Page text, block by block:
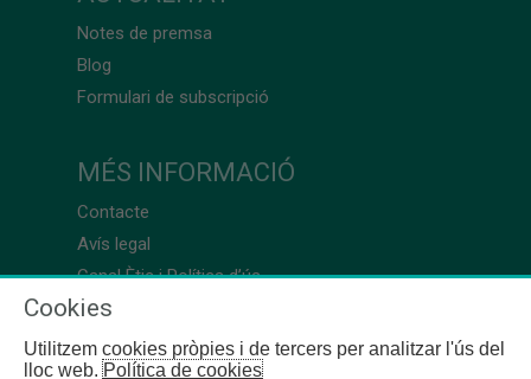
Notes de premsa
Blog
Formulari de subscripció
MÉS INFORMACIÓ
Contacte
Avís legal
Canal Ètic i Política d’ús
Cookies
Utilitzem cookies pròpies i de tercers per analitzar l'ús del
lloc web.Política de cookies